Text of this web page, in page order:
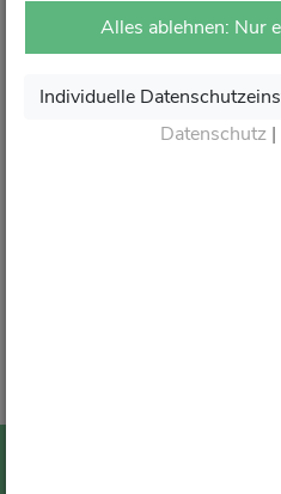
attraktive Angebote und den
Danke für Ihr Vertrauen.
Alles ablehnen: Nur
Individuelle
Datenschutz|